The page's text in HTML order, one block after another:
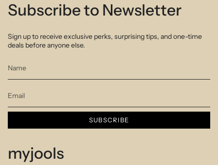
Subscribe to Newsletter
Sign up to receive exclusive perks, surprising tips, and one-time
deals before anyone else.
SUBSCRIBE
myjools